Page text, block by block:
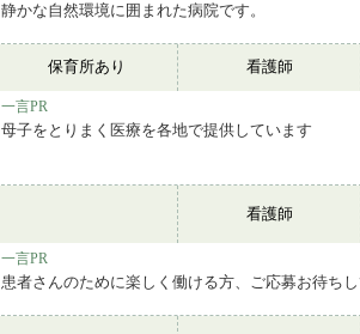
静かな自然環境に囲まれた病院です。
保育所あり 看護師
一言PR
母子をとりまく医療を各地で提供しています
看護師
一言PR
患者さんのために楽しく働ける方、ご応募お待ちし